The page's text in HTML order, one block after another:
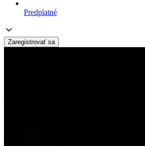
Predplatné
Zaregistrovať sa